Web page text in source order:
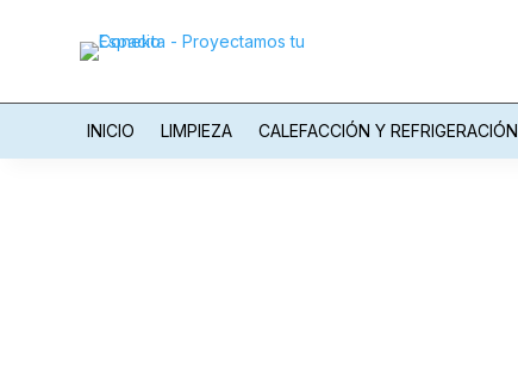
INICIO LIMPIEZA CALEFACCIÓN Y REFRIGERACIÓN